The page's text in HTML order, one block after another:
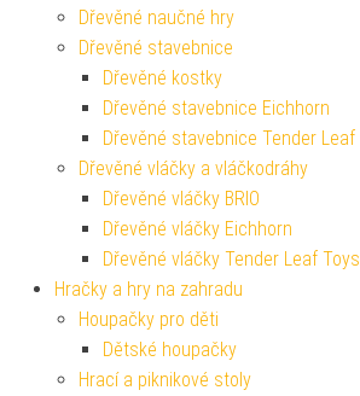
Dřevěné naučné hry
Dřevěné stavebnice
Dřevěné kostky
Dřevěné stavebnice Eichhorn
Dřevěné stavebnice Tender Leaf
Dřevěné vláčky a vláčkodráhy
Dřevěné vláčky BRIO
Dřevěné vláčky Eichhorn
Dřevěné vláčky Tender Leaf Toys
Hračky a hry na zahradu
Houpačky pro děti
Dětské houpačky
Hrací a piknikové stoly